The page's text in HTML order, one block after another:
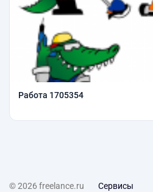
Работа 1705354
© 2026 freelance.ru Сервисы